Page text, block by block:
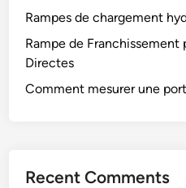
Rampes de chargement
Rampe de Franchissement
Directes
Comment mesurer une
Recent Comments